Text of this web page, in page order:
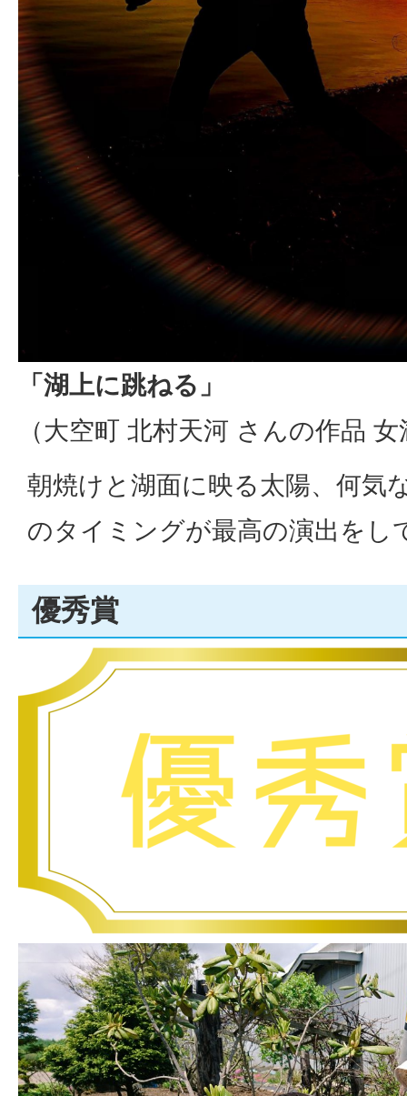
「湖上に跳ねる」
（大空町 北村天河 さんの作品
朝焼けと湖面に映る太陽、何気
のタイミングが最高の演出をし
優秀賞